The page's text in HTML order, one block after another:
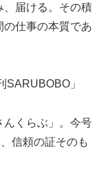
届ける。その積
仕事の本質であ
」
んくらぶ」。今号
信頼の証そのも